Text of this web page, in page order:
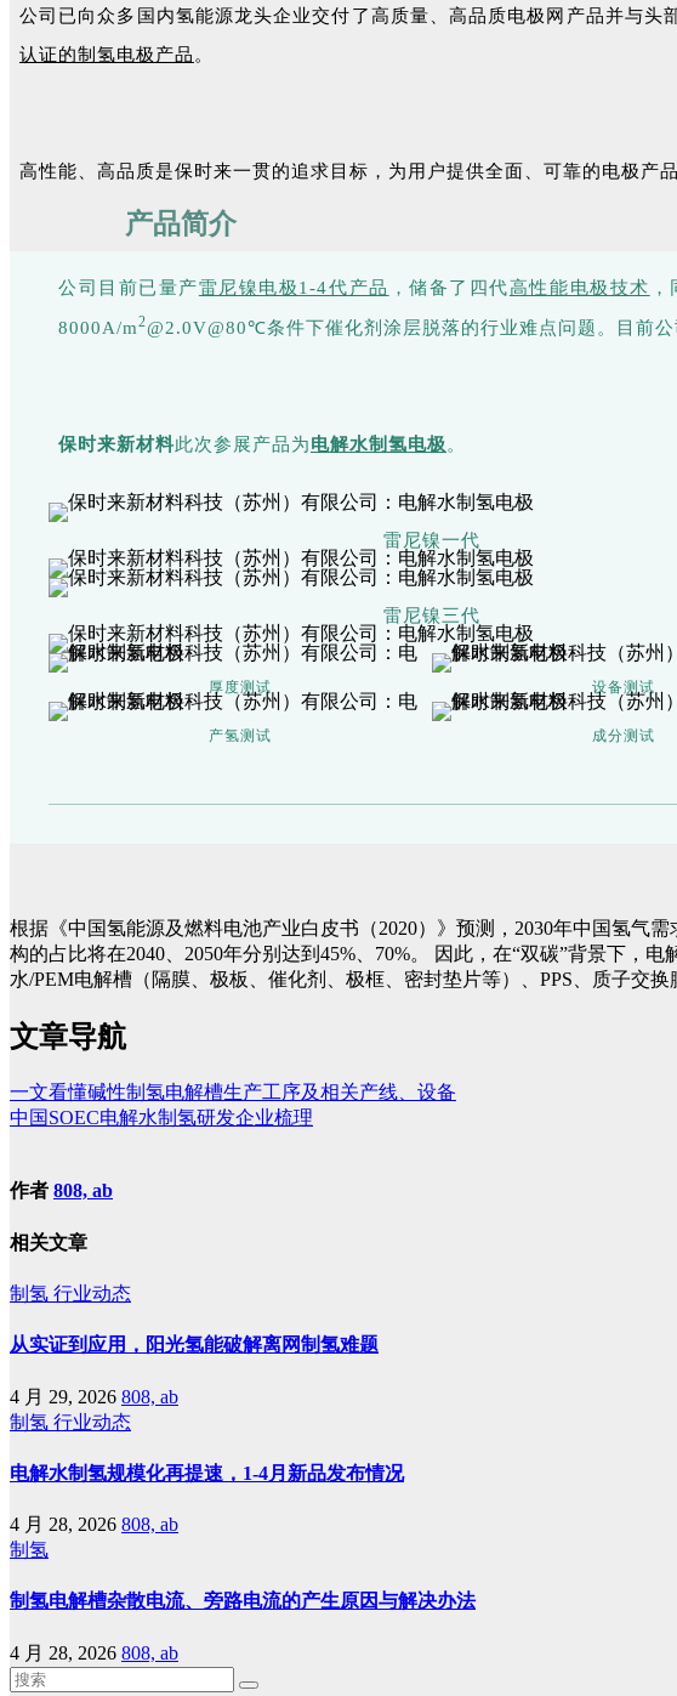
公司已向众多国内氢能源龙头企业交付了高质量、高品质电极网产品并与
认证的制氢电极产品。
高性能、高品质是保时来一贯的追求目标，为用户提供全面、可靠的电极产
产品简介
公司目前已量产雷尼镍电极1-4代产品 ，储备了四代高性能电极技术
8000A/m2@2.0V@80℃条件下催化剂涂层脱落的行业难点问题。目前公
保时来新材料此次参展产品为电解水制氢电极。
雷尼镍一代
雷尼镍三代
厚度测试 设备测试
产氢测试 成分测试
根据《中国氢能源及燃料电池产业白皮书（2020）》预测，2030年中国氢气
构的占比将在2040、2050年分别达到45%、70%。
因此，在“双碳”背景下，
水/PEM电解槽（隔膜、极板、催化剂、极框、密封垫片等）、PPS、质子交
文章导航
一文看懂碱性制氢电解槽生产工序及相关产线、设备
中国SOEC电解水制氢研发企业梳理
作者 808, ab
相关文章
制氢 行业动态
从实证到应用，阳光氢能破解离网制氢难题
4 月 29, 2026 808, ab
制氢 行业动态
电解水制氢规模化再提速，1-4月新品发布情况
4 月 28, 2026 808, ab
制氢
制氢电解槽杂散电流、旁路电流的产生原因与解决办法
4 月 28, 2026 808, ab